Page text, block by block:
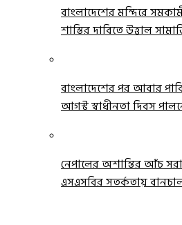
বাংলাদেশের মন্দিরে
শাস্তির দাবিতে উত্তাল
বাংলাদেশের পর আবার
আগস্ট স্বাধীনতা দিবস
নেপালের অশান্তির আঁচ
এসএসবির সতর্কতায়